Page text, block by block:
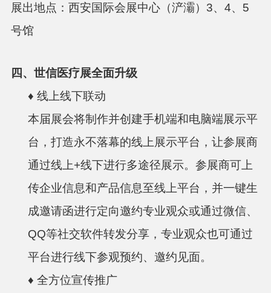
展出地点：西安国际会展中心（浐灞）3、4、5
号馆
四、 世信医疗展全面升级
♦ 线上线下联动
本届展会将制作并创建手机端和电脑端展示平
台，打造永不落幕的线上展示平台，让参展商
通过线上+线下进行多途径展示。参展商可上
传企业信息和产品信息至线上平台，并一键生
成邀请函进行定向邀约专业观众或通过微信、
QQ等社交软件转发分享，专业观众也可通过
平台进行线下参观预约、邀约见面。
♦ 全方位宣传推广